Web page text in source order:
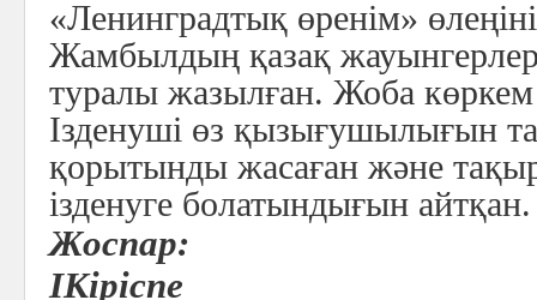
«Ленинградтық өренім»
Жамбылдың қазақ
туралы жазылған. Жоба
Ізденуші өз қызығушылығын
қорытынды жасаған және
ізденуге болатындығын айтқан.
Жоспар:
IКіріспе